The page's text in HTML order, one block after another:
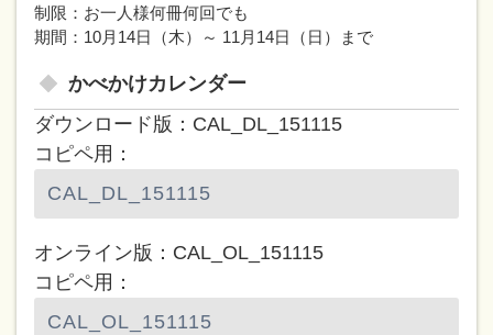
制限：お一人様何冊何回でも
期間：10月14日（木）～ 11月14日（日）まで
かべかけカレンダー
ダウンロード版：CAL_DL_151115
コピペ用：
オンライン版：CAL_OL_151115
コピペ用：